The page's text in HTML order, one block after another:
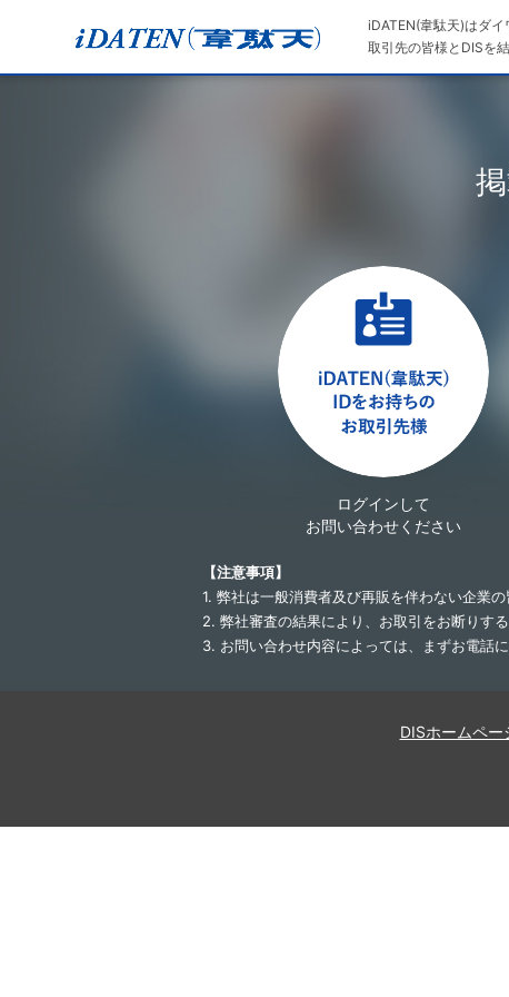
iDATEN(韋駄天)はダイ
取引先の皆様とDISを
ログインして
お問い合わせください
【注意事項】
1. 弊社は一般消費者及び再販を伴わない企業
2. 弊社審査の結果により、お取引をお断りする
3. お問い合わせ内容によっては、まずお電話
DISホームペー